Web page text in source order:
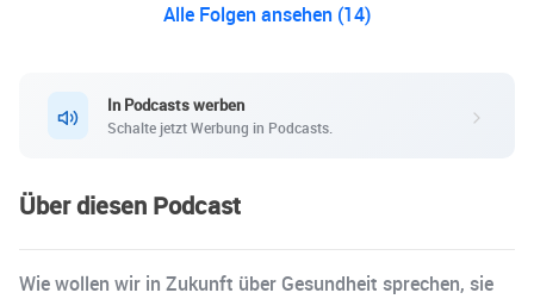
Alle Folgen ansehen (14)
In Podcasts werben
Schalte jetzt Werbung in Podcasts.
Über diesen Podcast
Wie wollen wir in Zukunft über Gesundheit sprechen, sie